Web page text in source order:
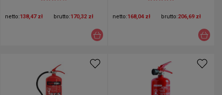
netto:138,47 zł brutto:170,32 zł netto:168,04 zł brutto:206,69 zł